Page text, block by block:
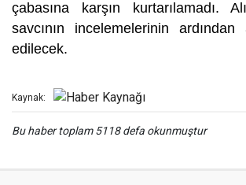
çabasına karşın kurtarılamadı.
savcının incelemelerinin
edilecek.
Kaynak:
Bu haber toplam 5118 defa okunmuştur